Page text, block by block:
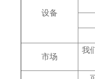
设备
市场
我